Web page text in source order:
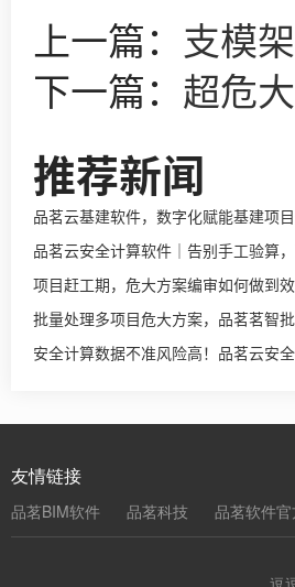
上一篇： 支模
下一篇： 超危
推荐新闻
品茗云基建软件，数字化赋能基建项
品茗云安全计算软件｜告别手工验算
项目赶工期，危大方案编审如何做到
批量处理多项目危大方案，品茗茗智
安全计算数据不准风险高！品茗云安
友情链接
品茗BIM软件 品茗科技 品茗软件